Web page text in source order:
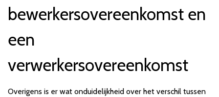
bewerkersovereenkomst en
een
verwerkersovereenkomst
Overigens is er wat onduidelijkheid over het verschil tussen